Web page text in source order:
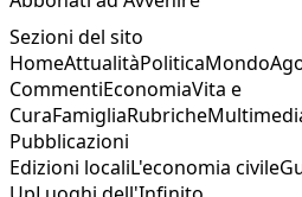
Sezioni del sito
HomeAttualitàPoliticaMondo
CommentiEconomiaVita e
CuraFamigliaRubriche
Pubblicazioni
Edizioni localiL'economia civile